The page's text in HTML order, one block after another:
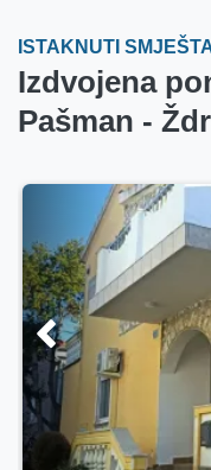
ISTAKNUTI
Izdvojena
Pašman -